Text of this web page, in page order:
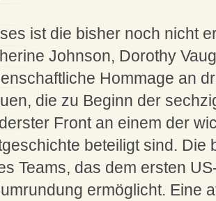
ist die bisher noch nicht
Johnson, Dorothy
Hommage an
die zu Beginn der
Front an einem der
beteiligt sind. Die
Teams, das dem ersten
ermöglicht. Eine